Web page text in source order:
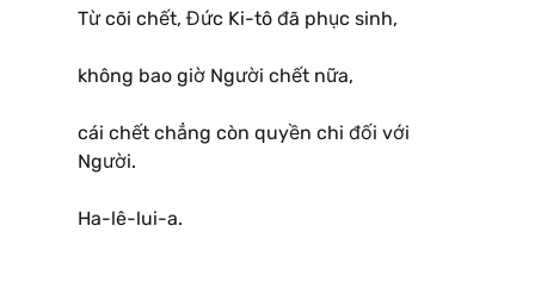
Từ cõi chết, Đức Ki-tô đã phục sinh,
không bao giờ Người chết nữa,
cái chết chẳng còn quyền chi đối với
Người.
Ha-lê-lui-a.